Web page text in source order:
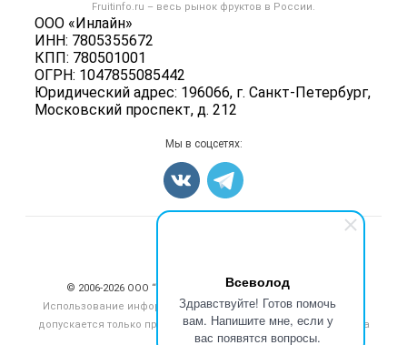
Всеволод
Здравствуйте! Готов помочь
вам. Напишите мне, если у
вас появятся вопросы.
Fruitinfo.ru – весь рынок фруктов в России.
ООО «Инлайн»
ИНН: 7805355672
КПП: 780501001
ОГРН: 1047855085442
Юридический адрес: 196066, г. Санкт-Петербург,
Московский проспект, д. 212
Политика обработки персональных данных
Фрукты
Грибы
Оборудование
Карта объявлений
Мы в соцсетях:
© 2006‑2026 ООО “Инлайн”. 12+ Все права защищены.
Использование информации, размещенной на данном сайте,
допускается только при размещении активной гиперссылки на